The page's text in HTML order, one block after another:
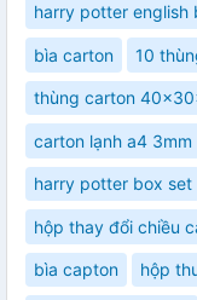
harry potter english
bìa carton 10
thùng carton
carton lạnh a4 3mm
harry potter box set
hộp thay đổi chiều
bìa capton hộp